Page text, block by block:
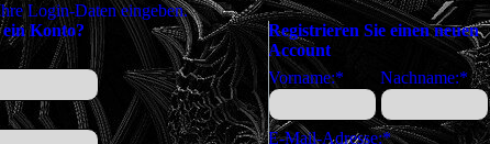
Login-Daten eingeben.
ein Konto?
Registrieren Sie einen neuen
Account
Vorname:* Nachname:*
E-Mail-Adresse:*